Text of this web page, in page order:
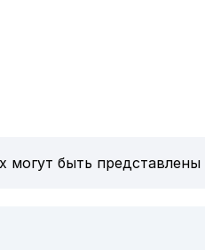
быть